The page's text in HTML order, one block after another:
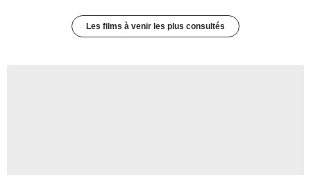
Les films à venir les plus consultés